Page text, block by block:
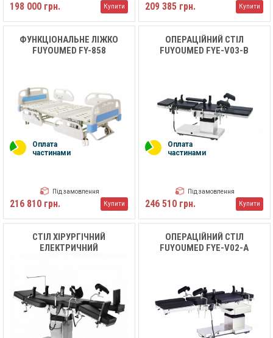
198 000 грн. Купити 209 385 грн. Купити
ФУНКЦІОНАЛЬНЕ ЛІЖКО
FUYOUMED FY-858
Оплата
частинами
Під замовлення
216 810 грн. Купити
ОПЕРАЦІЙНИЙ СТІЛ
FUYOUMED FYE-V03-B
Оплата
частинами
Під замовлення
246 510 грн. Купити
СТІЛ ХІРУРГІЧНИЙ
ЕЛЕКТРИЧНИЙ
ОПЕРАЦІЙНИЙ СТІЛ
FUYOUMED FYE-V02-A